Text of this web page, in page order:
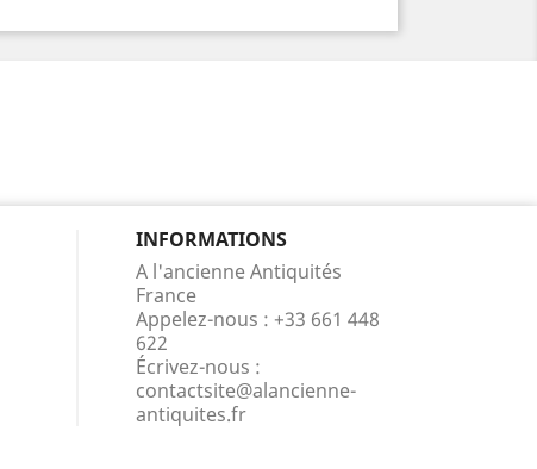
INFORMATIONS
A l'ancienne Antiquités
France
Appelez-nous : +33 661 448
622
Écrivez-nous :
contactsite@alancienne-
antiquites.fr